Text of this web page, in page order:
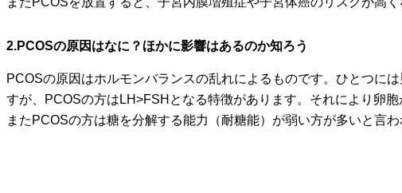
2.PCOSの原因はなに？ほかに影響はあるのか知ろう
PCOSの原因はホルモンバランスの乱れによるものです。ひとつに
すが、PCOSの方はLH>FSHとなる特徴があります。それにより卵
またPCOSの方は糖を分解する能力（耐糖能）が弱い方が多いと言